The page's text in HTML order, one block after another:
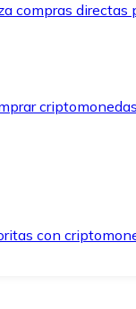
compras directas
con